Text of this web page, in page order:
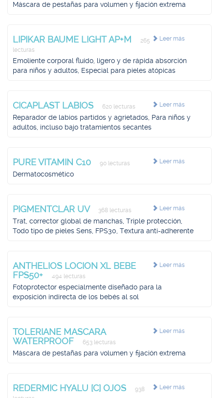
Máscara de pestañas para volumen y fijación extrema
Leer más
LIPIKAR BAUME LIGHT AP+M
265
lecturas
Emoliente corporal fluido, ligero y de rápida absorción
para niños y adultos, Especial para pieles atópicas
Leer más
CICAPLAST LABIOS 620 lecturas
Reparador de labios partidos y agrietados, Para niños y
adultos, incluso bajo tratamientos secantes
Leer más
PURE VITAMIN C10 90 lecturas
Dermatocosmético
Leer más
PIGMENTCLAR UV 368 lecturas
Trat, corrector global de manchas, Triple protección,
Todo tipo de pieles Sens, FPS30, Textura anti-adherente
Leer más
ANTHELIOS LOCION XL BEBE
FPS50+
494 lecturas
Fotoprotector especialmente diseñado para la
exposición indirecta de los bebés al sol
Leer más
TOLERIANE MASCARA
WATERPROOF
653 lecturas
Máscara de pestañas para volumen y fijación extrema
Leer más
REDERMIC HYALU [C] OJOS
938